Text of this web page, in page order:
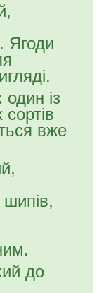
Ягоди
один із
сортів
вже
до